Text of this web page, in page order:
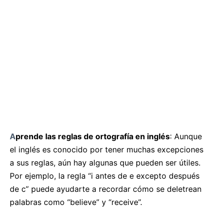
Aprende las reglas de ortografía en inglés: Aunque
el inglés es conocido por tener muchas excepciones
a sus reglas, aún hay algunas que pueden ser útiles.
Por ejemplo, la regla “i antes de e excepto después
de c” puede ayudarte a recordar cómo se deletrean
palabras como “believe” y “receive”.